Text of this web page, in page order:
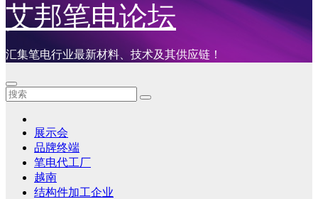
艾邦笔电论坛
汇集笔电行业最新材料、技术及其供应链！
展示会
品牌终端
笔电代工厂
越南
结构件加工企业